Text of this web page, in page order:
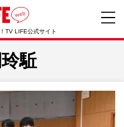
TV LIFE公式サイト
駈